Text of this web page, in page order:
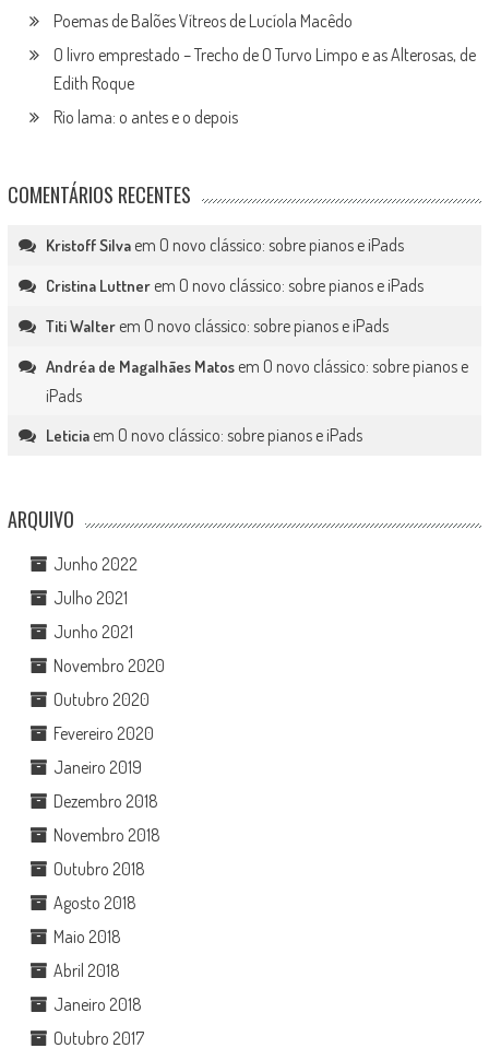
Poemas de Balões Vítreos de Lucíola Macêdo
O livro emprestado – Trecho de O Turvo Limpo e as Alterosas, de
Edith Roque
Rio lama: o antes e o depois
COMENTÁRIOS RECENTES
Kristoff Silvaem O novo clássico: sobre pianos e iPads
Cristina Luttnerem O novo clássico: sobre pianos e iPads
Titi Walterem O novo clássico: sobre pianos e iPads
Andréa de Magalhães Matosem O novo clássico: sobre pianos e
iPads
Leticiaem O novo clássico: sobre pianos e iPads
ARQUIVO
Junho 2022
Julho 2021
Junho 2021
Novembro 2020
Outubro 2020
Fevereiro 2020
Janeiro 2019
Dezembro 2018
Novembro 2018
Outubro 2018
Agosto 2018
Maio 2018
Abril 2018
Janeiro 2018
Outubro 2017